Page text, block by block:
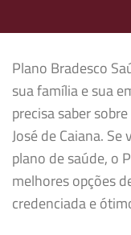
Plano Bradesco
sua família e sua
precisa saber
José de Caiana.
plano de saúde, o
melhores opções
credenciada e